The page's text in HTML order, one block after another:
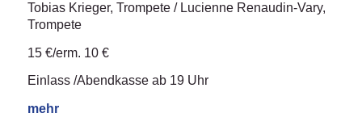
Tobias Krieger, Trompete / Lucienne Renaudin-Vary,
Trompete
15 €/erm. 10 €
Einlass /Abendkasse ab 19 Uhr
mehr